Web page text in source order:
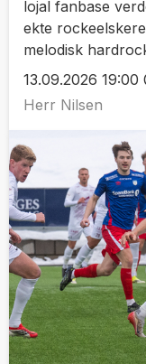
lojal fanbase
ekte
melodisk
13.09.2026 19:00
Herr Nilsen